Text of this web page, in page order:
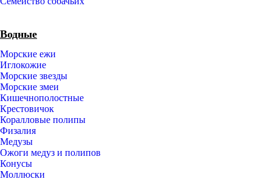
Водные
Морские ежи
Иглокожие
Морские звезды
Морские змеи
Кишечнополостные
Крестовичок
Коралловые полипы
Физалия
Медузы
Ожоги медуз и полипов
Конусы
Моллюски